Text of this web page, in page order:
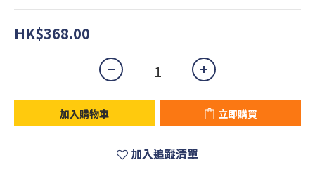
HK$368.00
加入購物車 立即購買
加入追蹤清單